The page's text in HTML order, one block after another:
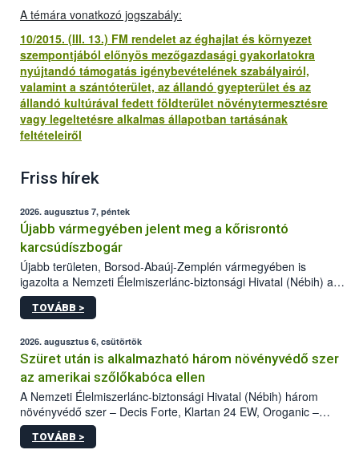
A témára vonatkozó jogszabály:
10/2015. (III. 13.) FM rendelet az éghajlat és környezet
szempontjából előnyös mezőgazdasági gyakorlatokra
nyújtandó támogatás igénybevételének szabályairól,
valamint a szántóterület, az állandó gyepterület és az
állandó kultúrával fedett földterület növénytermesztésre
vagy legeltetésre alkalmas állapotban tartásának
feltételeiről
Friss hírek
2026. augusztus 7, péntek
Újabb vármegyében jelent meg a kőrisrontó
karcsúdíszbogár
Újabb területen, Borsod-Abaúj-Zemplén vármegyében is
igazolta a Nemzeti Élelmiszerlánc-biztonsági Hivatal (Nébih) a
kőrisrontó karcsúdíszbogár (Agrilus planipennis) jelenlétét. A
kártevőt nem csak színcsapdában találták meg, de már fertőzött
az intenzív felderítést, emellett az intézkedéseket a szlovák
hatósággal is összehangolják a terjedés megállítása érdekében.
TOVÁBB >
2026. augusztus 6, csütörtök
Szüret után is alkalmazható három növényvédő szer
az amerikai szőlőkabóca ellen
A Nemzeti Élelmiszerlánc-biztonsági Hivatal (Nébih) három
növényvédő szer – Decis Forte, Klartan 24 EW, Oroganic –
engedélyokiratát módosította, így azok a szüretet követően,
egészen a vesszőérettség (BBCH 91) stádiumáig
TOVÁBB >